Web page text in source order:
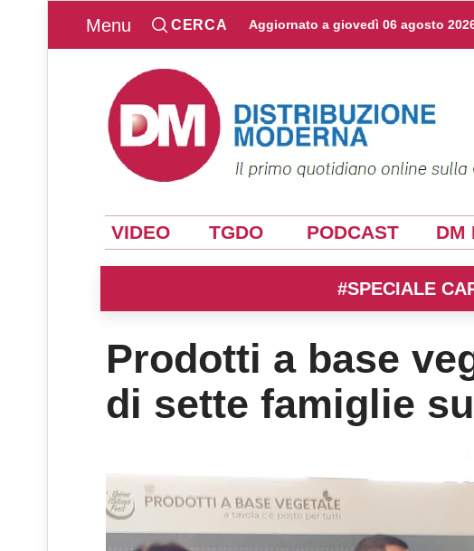
Menu CERCA Aggiornato a giovedì 06 agosto
VIDEO TGDO PODCAST DM
#SPECIALE
Prodotti a base
di sette famiglie